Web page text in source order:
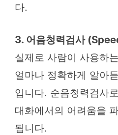
다.
3. 어음청력검사
실제로 사람이 사용하
얼마나 정확하게 알아
입니다. 순음청력검사
대화에서의 어려움을
됩니다.